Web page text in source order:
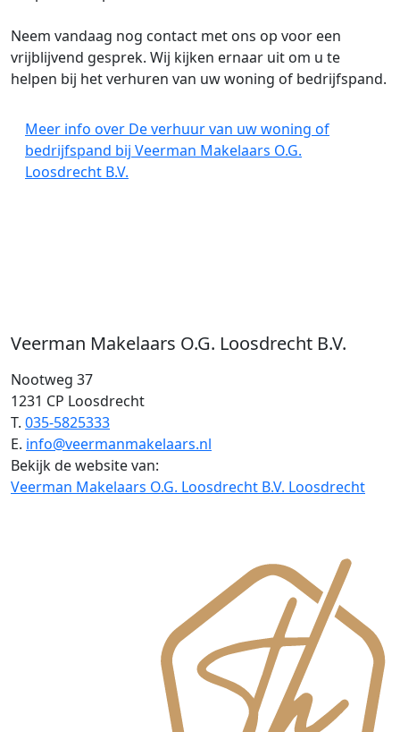
Veerman Makelaars O.G. Loosdrecht B.V.
Nootweg 37
1231 CP Loosdrecht
T. 035-5825333
E. info@veermanmakelaars.nl
Bekijk de website van:
Veerman Makelaars O.G. Loosdrecht B.V. Loosdrecht
Neem vandaag nog contact met ons op voor een
vrijblijvend gesprek. Wij kijken ernaar uit om u te
helpen bij het verhuren van uw woning of bedrijfspand.
Meer info over De verhuur van uw woning of
bedrijfspand bij Veerman Makelaars O.G.
Loosdrecht B.V.